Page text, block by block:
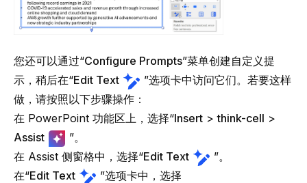
您还可以通过“Configure Prompts”菜单创建自定义提
示，稍后在“Edit Text
”选项卡中访问它们。若要这样
做，请按照以下步骤操作：
在 PowerPoint 功能区上，选择“Insert >think-cell >
Assist
”。
在 Assist 侧窗格中，选择“Edit Text
”。
在“Edit Text
”选项卡中，选择